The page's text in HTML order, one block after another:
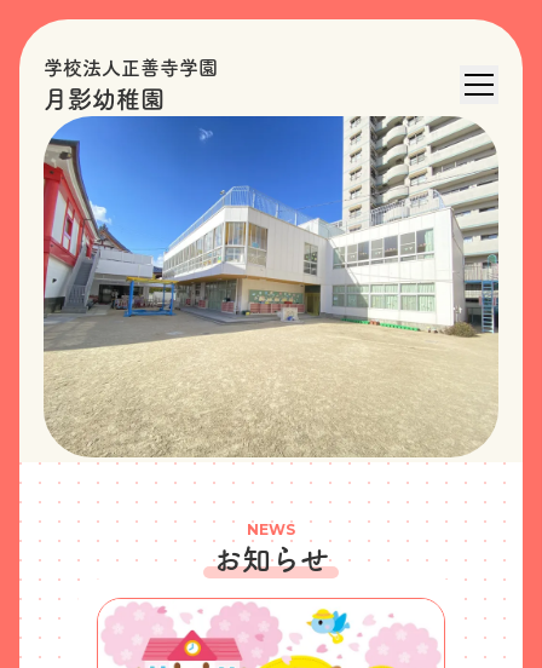
学校法人正善寺学園
月影幼稚園
NEWS
お知らせ